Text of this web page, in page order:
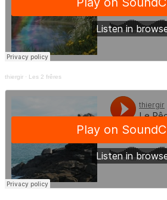
thiergir · Les 2 frêres